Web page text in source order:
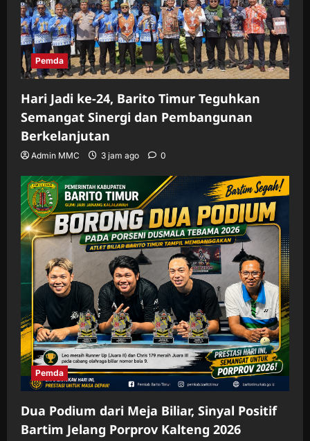
Pemda
Hari Jadi ke-24, Barito Timur Teguhkan
Semangat Sinergi dan Pembangunan
Berkelanjutan
Admin MMC 3 jam ago 0
Pemda
Dua Podium dari Meja Biliar, Sinyal Positif
Bartim Jelang Porprov Kalteng 2026